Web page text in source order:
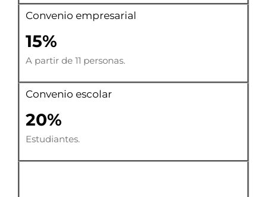
Convenio empresarial
15%
A partir de 11 personas.
Convenio escolar
20%
Estudiantes.